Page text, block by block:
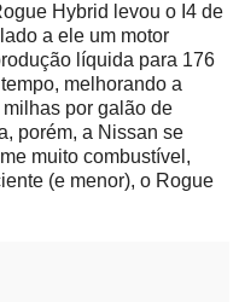
Hybrid levou o I4 de
a ele um motor
líquida para 176
melhorando a
por galão de
porém, a Nissan se
muito combustível,
(e menor), o Rogue